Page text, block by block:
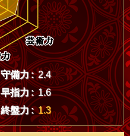
守備力 : 2.4
早指力 : 1.6
終盤力 : 1.3